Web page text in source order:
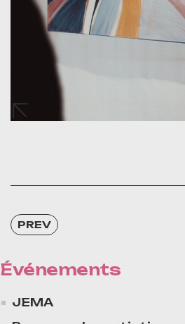
PREV
Événements
JEMA